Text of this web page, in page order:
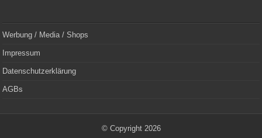
Werbung / Media / Shops
Impressum
Datenschutzerklärung
AGBs
© Copyright 2026